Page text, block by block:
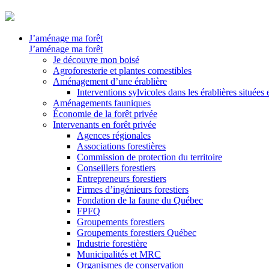
J’aménage ma forêt
J’aménage ma forêt
Je découvre mon boisé
Agroforesterie et plantes comestibles
Aménagement d’une érablière
Interventions sylvicoles dans les érablières situées
Aménagements fauniques
Économie de la forêt privée
Intervenants en forêt privée
Agences régionales
Associations forestières
Commission de protection du territoire
Conseillers forestiers
Entrepreneurs forestiers
Firmes d’ingénieurs forestiers
Fondation de la faune du Québec
FPFQ
Groupements forestiers
Groupements forestiers Québec
Industrie forestière
Municipalités et MRC
Organismes de conservation